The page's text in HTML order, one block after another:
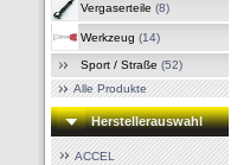
Vergaserteile (8)
Werkzeug (14)
Sport / Straße (52)
Alle Produkte
Herstellerauswahl
ACCEL